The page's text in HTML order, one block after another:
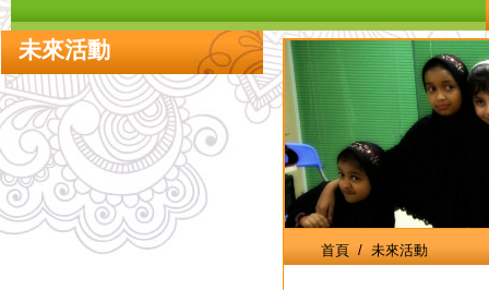
未來活動
首頁 / 未來活動